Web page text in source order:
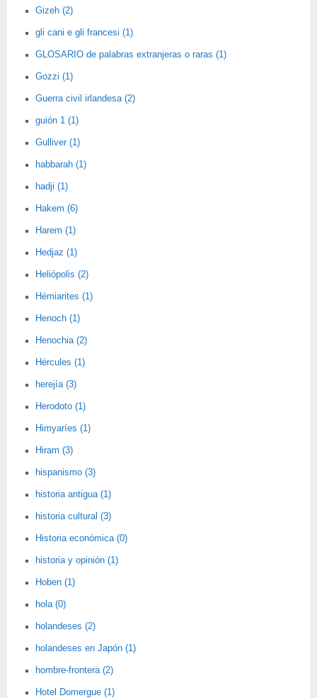
Gizeh (2)
gli cani e gli francesi (1)
GLOSARIO de palabras extranjeras o raras (1)
Gozzi (1)
Guerra civil irlandesa (2)
guión 1 (1)
Gulliver (1)
habbarah (1)
hadji (1)
Hakem (6)
Harem (1)
Hedjaz (1)
Heliópolis (2)
Hémiarites (1)
Henoch (1)
Henochia (2)
Hércules (1)
herejía (3)
Herodoto (1)
Himyaríes (1)
Hiram (3)
hispanismo (3)
historia antigua (1)
historia cultural (3)
Historia económica (0)
historia y opinión (1)
Hoben (1)
hola (0)
holandeses (2)
holandeses en Japón (1)
hombre-frontera (2)
Hotel Domergue (1)